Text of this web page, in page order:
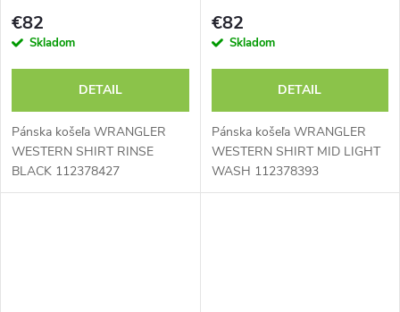
€82
Skladom
DETAIL
Pánska košeľa WRANGLER
WESTERN SHIRT RINSE
BLACK 112378427
€82
Skladom
DETAIL
Pánska košeľa WRANGLER
WESTERN SHIRT MID LIGHT
WASH 112378393